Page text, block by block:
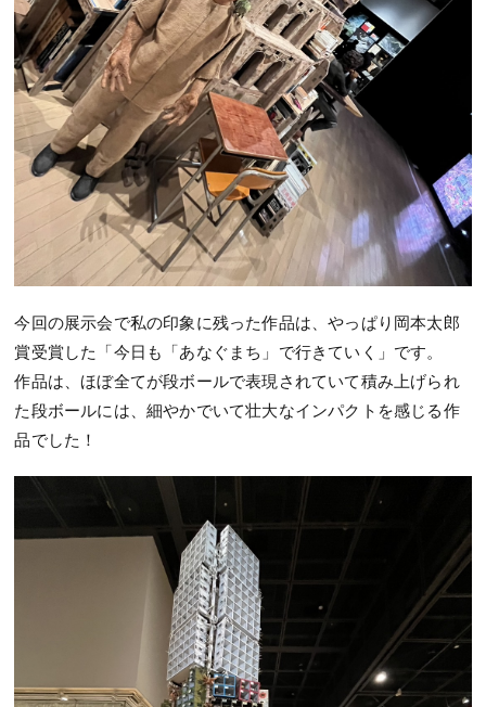
今回の展示会で私の印象に残った作品は、やっぱり岡本太郎
賞受賞した「今日も「あなぐまち」で行きていく」です。
作品は、ほぼ全てが段ボールで表現されていて積み上げられ
た段ボールには、細やかでいて壮大なインパクトを感じる作
品でした！